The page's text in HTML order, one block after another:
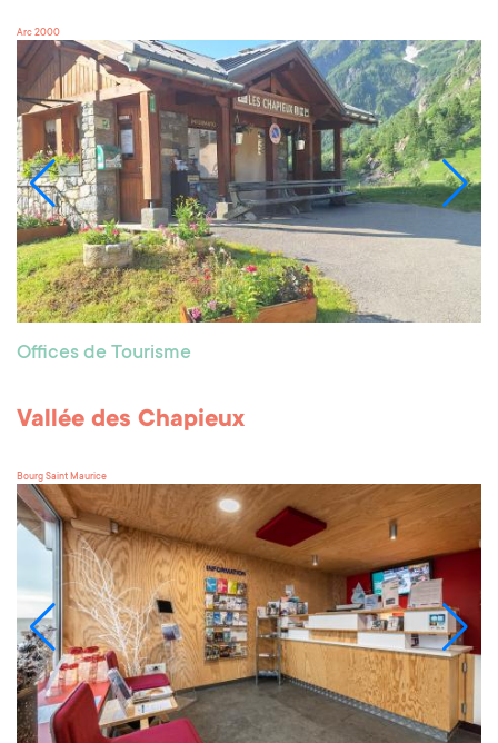
Arc 2000
Offices de Tourisme
Vallée des Chapieux
Bourg Saint Maurice